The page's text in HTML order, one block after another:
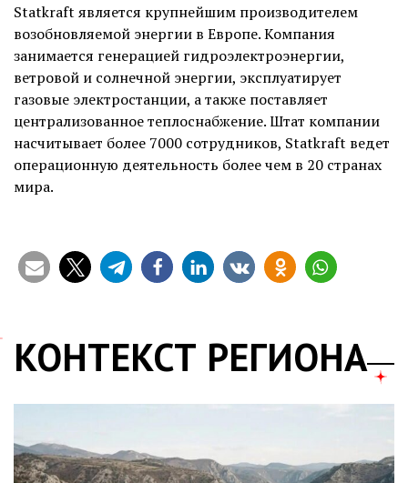
Statkraft является крупнейшим производителем
возобновляемой энергии в Европе. Компания
занимается генерацией гидроэлектроэнергии,
ветровой и солнечной энергии, эксплуатирует
газовые электростанции, а также поставляет
централизованное теплоснабжение. Штат компании
насчитывает более 7000 сотрудников, Statkraft ведет
операционную деятельность более чем в 20 странах
мира.
КОНТЕКСТ РЕГИОНА